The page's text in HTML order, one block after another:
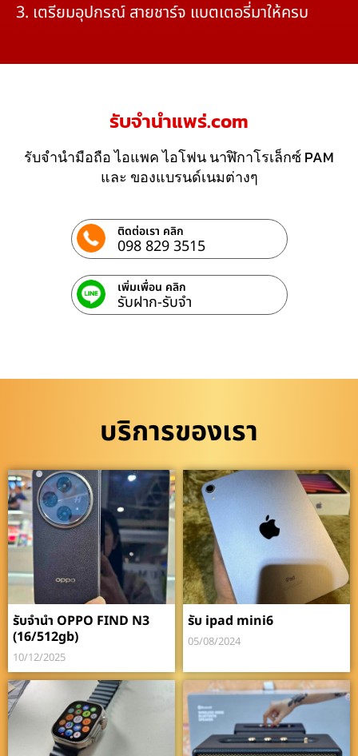
3. เตรียมอุปกรณ์ สายชาร์จ แบตเตอรี่มาให้ครบ
รับจํานําแพร่.com
รับจำนำมือถือ ไอแพค ไอโฟน นาฬิกาโรเล็กซ์ PAM
และ ของแบรนด์เนมต่างๆ
ติดต่อเรา คลิก
098 829 3515
เพิ่มเพื่อน คลิก
รับฝาก-รับจํา
บริการของเรา
รับจำนำ OPPO FIND N3
(16/512gb)
10/12/2025
รับ ipad mini6
05/08/2024